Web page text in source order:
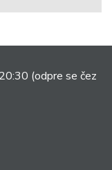
(odpre se čez